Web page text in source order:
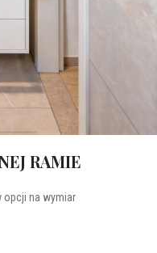
RAMIE
opcji na wymiar